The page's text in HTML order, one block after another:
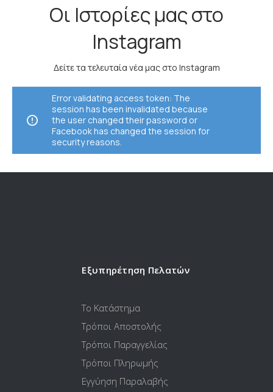
Οι Ιστορίες μας στο
Instagram
Δείτε τα τελευταία νέα μας στο Instagram
Error validating access token: The
session has been invalidated because
the user changed their password or
Facebook has changed the session for
security reasons.
Εξυπηρέτηση Πελατών
Το Κατάστημα
Τρόποι Αποστολής
Τρόποι Παραγγελίας
Τρόποι Πληρωμής
Εγγύηση Παραλαβής